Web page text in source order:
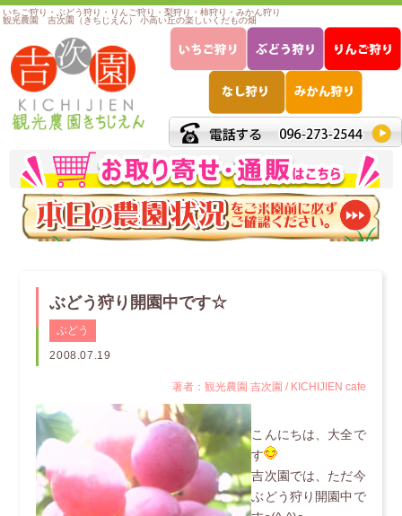
いちご狩り・ぶどう狩り・りんご狩り・梨狩り・柿狩り・みかん狩り
観光農園 吉次園（きちじえん） 小高い丘の楽しいくだもの畑
ぶどう狩り開園中です☆
ぶどう
2008.07.19
著者：観光農園 吉次園 / KICHIJIEN cafe
こんにちは、大全で
す
吉次園では、ただ今
ぶどう狩り開園中で